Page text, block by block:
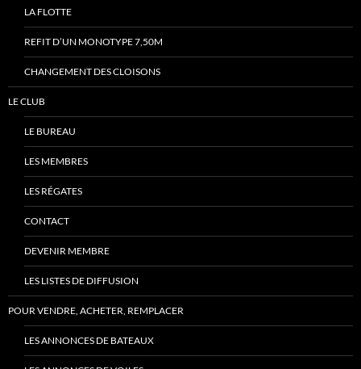
LA FLOTTE
REFIT D’UN MONOTYPE 7,50M
CHANGEMENT DES CLOISONS
LE CLUB
LE BUREAU
LES MEMBRES
LES RÉGATES
CONTACT
DEVENIR MEMBRE
LES LISTES DE DIFFUSION
POUR VENDRE, ACHETER, REMPLACER
LES ANNONCES DE BATEAUX